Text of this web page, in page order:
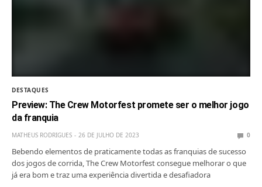
DESTAQUES
Preview: The Crew Motorfest promete ser o melhor jogo
da franquia
MATHEUS RODRIGUES 26 DE JULHO DE 2023 0
Bebendo elementos de praticamente todas as franquias de sucesso
dos jogos de corrida, The Crew Motorfest consegue melhorar o que
já era bom e traz uma experiência divertida e desafiadora